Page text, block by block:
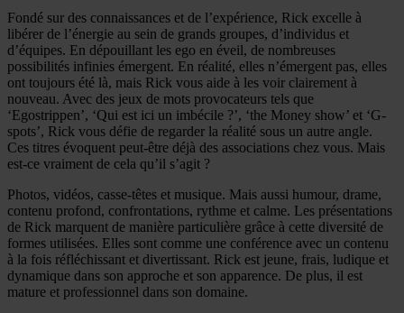
Fondé sur des connaissances et de l’expérience, Rick excelle à
libérer de l’énergie au sein de grands groupes, d’individus et
d’équipes. En dépouillant les ego en éveil, de nombreuses
possibilités infinies émergent. En réalité, elles n’émergent pas, elles
ont toujours été là, mais Rick vous aide à les voir clairement à
nouveau. Avec des jeux de mots provocateurs tels que
‘Egostrippen’, ‘Qui est ici un imbécile ?’, ‘the Money show’ et ‘G-
spots’, Rick vous défie de regarder la réalité sous un autre angle.
Ces titres évoquent peut-être déjà des associations chez vous. Mais
est-ce vraiment de cela qu’il s’agit ?
Photos, vidéos, casse-têtes et musique. Mais aussi humour, drame,
contenu profond, confrontations, rythme et calme. Les présentations
de Rick marquent de manière particulière grâce à cette diversité de
formes utilisées. Elles sont comme une conférence avec un contenu
à la fois réfléchissant et divertissant. Rick est jeune, frais, ludique et
dynamique dans son approche et son apparence. De plus, il est
mature et professionnel dans son domaine.